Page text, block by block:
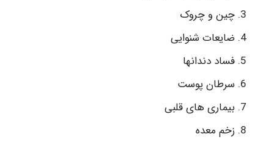
چین و چروک
ضایعات شنوایی
فساد دندانها
سرطان پوست
بیماری های قلبی
زخم معده